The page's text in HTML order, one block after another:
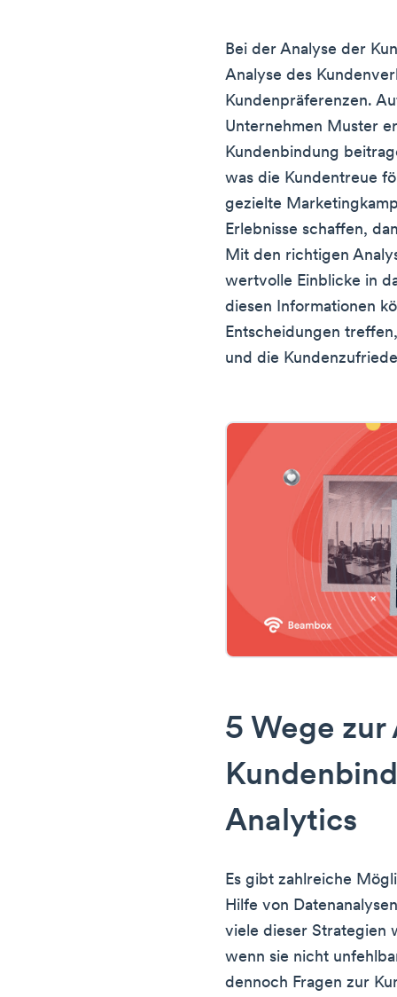
Bei der Analyse der
Analyse des
Kundenpräferenzen.
Unternehmen Muster
Kundenbindung
was die Kundentreue
gezielte
Erlebnisse schaffen,
Mit den richtigen
wertvolle Einblicke in
diesen Informationen
Entscheidungen
und die
5 Wege zur
Analytics
Es gibt zahlreiche
Hilfe von
viele dieser Strategien
wenn sie nicht
dennoch Fragen zur